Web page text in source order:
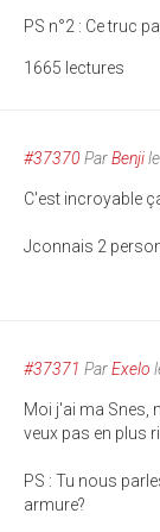
PS n°2 : Ce truc
1665 lectures
#37370 ParBenji
C'est incroyable
Jconnais 2
#37371 ParExelo
Moi j'ai ma Snes,
veux pas en plus
PS : Tu nous
armure?